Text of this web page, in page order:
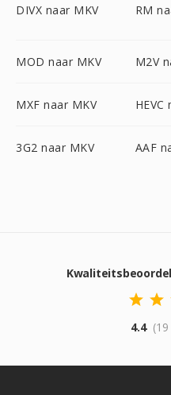
DIVX naar MKV RM
MOD naar MKV M2V
MXF naar MKV HEVC
3G2 naar MKV AAF
4.4